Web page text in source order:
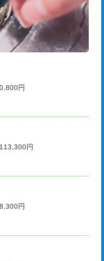
円
円
円
円
円+材料費
円
円
円